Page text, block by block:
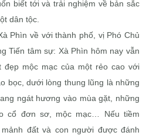
biết tới và trải nghiệm về bản sắc
dân tộc.
Phìn về với thành phố, vị Phó Chủ
Tiến tâm sự: Xà Phìn hôm nay vẫn
đẹp mộc mạc của một rẻo cao với
bọc, dưới lòng thung lũng là những
ngát hương vào mùa gặt, những
cổ đơn sơ, mộc mạc… Nếu tiềm
đất và con người được đánh